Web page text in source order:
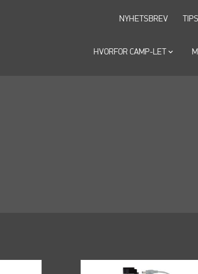
HVORFOR CAMP-LETkeyboard_arrow_down
NYHETSBREV